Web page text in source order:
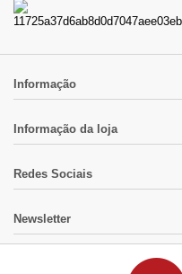
Informação
Informação da loja
Redes Sociais
Newsletter